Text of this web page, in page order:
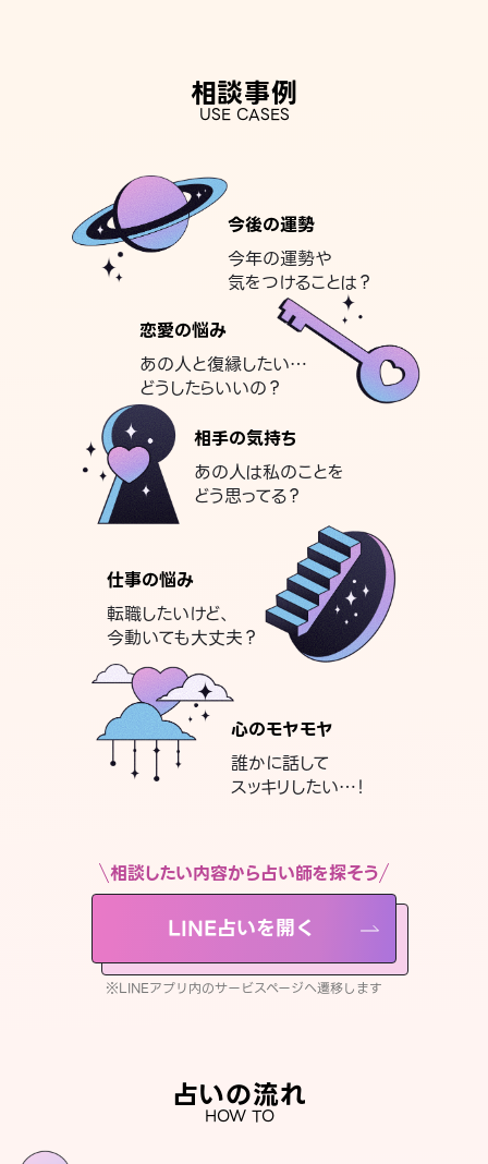
相談事例
USE CASES
今後の運勢
今年の運勢や
気をつけることは？
恋愛の悩み
あの人と復縁したい…
どうしたらいいの？
相手の気持ち
あの人は私のことを
どう思ってる？
仕事の悩み
転職したいけど、
今動いても大丈夫？
心のモヤモヤ
誰かに話して
スッキリしたい…！
相談したい内容から占い師を探そう
LINE占いを開く
※LINEアプリ内のサービスページへ遷移します
占いの流れ
HOW TO